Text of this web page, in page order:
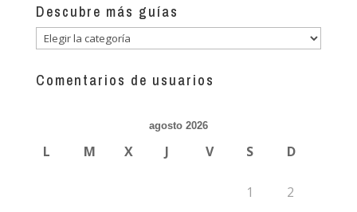
Descubre más guías
Descubre
más
guías
Comentarios de usuarios
agosto 2026
L M X J V S D
1 2